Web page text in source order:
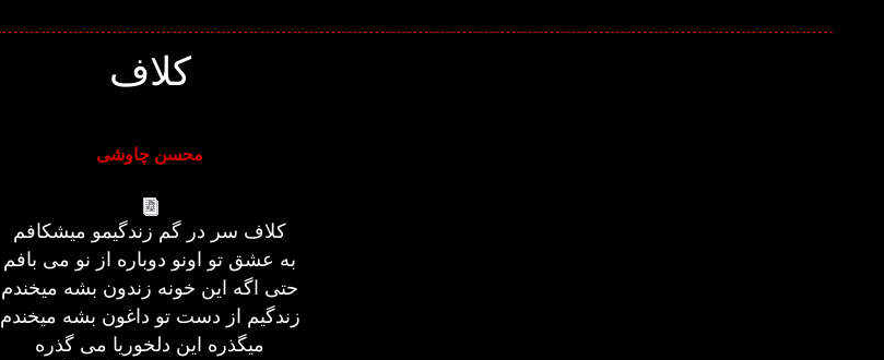
کلاف
محسن چاوشی
کلاف سر در گم زندگیمو میشکافم
به عشق تو اونو دوباره از نو می بافم
حتی اگه این خونه زندون بشه میخندم
زندگیم از دست تو داغون بشه میخندم
میگذره این دلخوریا می گذره